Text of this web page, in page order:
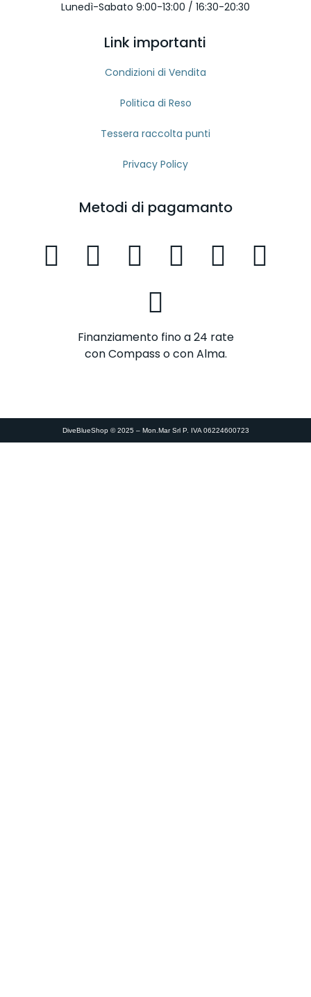
Lunedì-Sabato 9:00-13:00 / 16:30-20:30
Link importanti
Condizioni di Vendita
Politica di Reso
Tessera raccolta punti
Privacy Policy
Metodi di pagamanto
Finanziamento fino a 24 rate
con Compass o con Alma.
DiveBlueShop © 2025 – Mon.Mar Srl P. IVA 06224600723